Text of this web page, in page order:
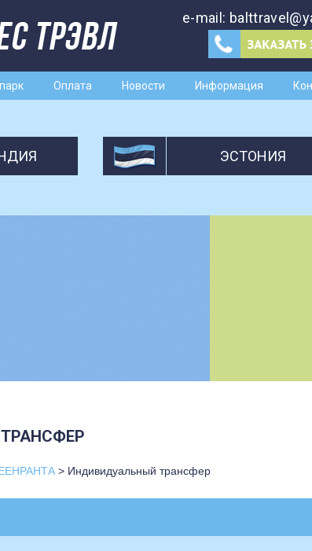
e-mail:
Оплата Новости Информация
ЭСТОНИЯ
> Индивидуальный трансфер